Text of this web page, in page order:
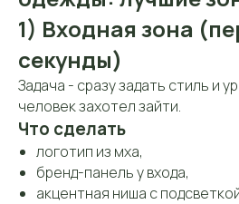
1) Входная зона
секунды)
Задача - сразу задать стиль и
человек захотел зайти.
Что сделать
логотип из мха,
бренд-панель у входа,
акцентная ниша с